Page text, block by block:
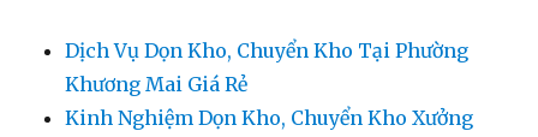
Dịch Vụ Dọn Kho, Chuyển Kho Tại Phường
Khương Mai Giá Rẻ
Kinh Nghiệm Dọn Kho, Chuyển Kho Xưởng